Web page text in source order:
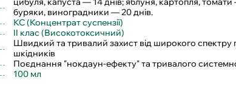
буряки, виноградники — 20 днів.
КС (Концентрат суспензії)
II клас (Високотоксичний)
Швидкий та тривалий захист від широкого спектру
шкідників
Поєднання "нокдаун-ефекту" та тривалого
100 мл